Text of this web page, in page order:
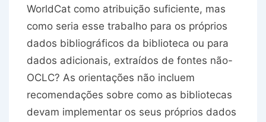
WorldCat como atribuição suficiente, mas
como seria esse trabalho para os próprios
dados bibliográficos da biblioteca ou para
dados adicionais, extraídos de fontes não-
OCLC? As orientações não incluem
recomendações sobre como as bibliotecas
devam implementar os seus próprios dados